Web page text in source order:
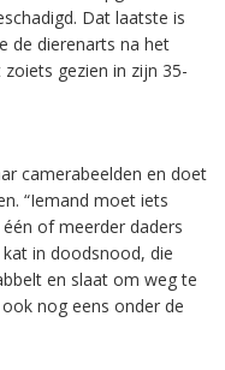
Dat laatste is
de dierenarts na het
gezien in zijn 35-
camerabeelden en doet
“Iemand moet iets
of meerder daders
in doodsnood, die
en slaat om weg te
nog eens onder de